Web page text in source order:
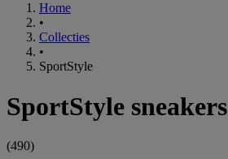
Home
•
Collecties
•
SportStyle
SportStyle sneakers
(490)